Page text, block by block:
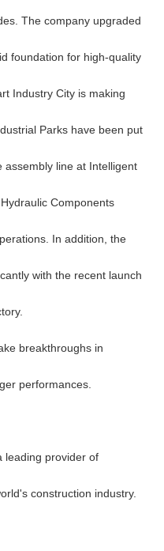
The company upgraded
foundation for high-quality
Industry City is making
Parks have been put
assembly line at Intelligent
Components
In addition, the
with the recent launch
breakthroughs in
performances.
leading provider of
construction industry.